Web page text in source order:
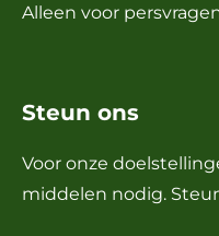
Alleen voor
Steun ons
Voor onze
middelen nodig.